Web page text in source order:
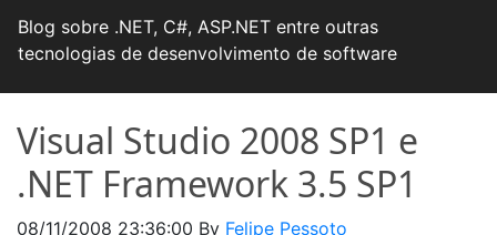
Blog sobre .NET, C#, ASP.NET entre outras
tecnologias de desenvolvimento de software
Visual Studio 2008 SP1 e
.NET Framework 3.5 SP1
08/11/2008 23:36:00 By Felipe Pessoto